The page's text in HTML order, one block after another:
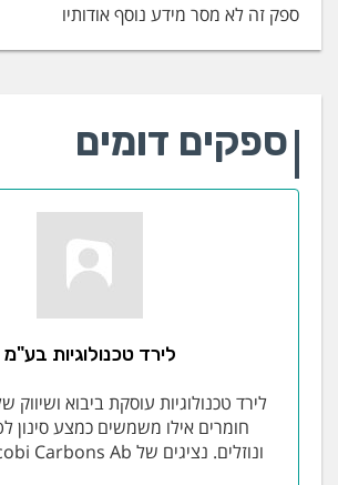
ספק זה לא מסר מידע נוסף אודותיו
ספקים דומים
לירד טכנולוגיות בע"מ
לירד טכנולוגיות עוסקת ביבוא
חומרים אילו משמשים כמצע סינון
ונוזלים. נציגים של Jacobi Carbons Ab משבדיה